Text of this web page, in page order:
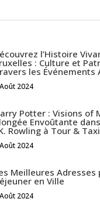
l’Histoire
: Culture et
les Événements
2024
Potter : Visions of
Envoûtante
Rowling à Tour &
2024
Meilleures Adresses
en Ville
2024